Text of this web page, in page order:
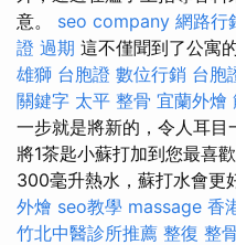
意。 seo company 網路行
證 過期 這不僅聞到了公寓
雄獅 台胞證 數位行銷 台胞
關鍵字 太平 整骨 宜蘭外燴
一步就是將新的，令人耳目
將1茶匙小蘇打加到您最喜
300毫升熱水，蘇打水會更
外燴 seo教學 massage 香
竹北中醫診所推薦 整復 整